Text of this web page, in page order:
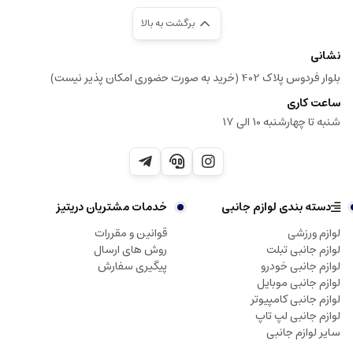
برگشت به بالا
نشانی
بلوار فردوس پلاک 402 (خرید به صورت حضوری امکان پذیر نیست)
ساعت کاری
شنبه تا چهارشنبه 10 الی 17
دسته بندی لوازم جانبی
لوازم ورزشی
لوازم جانبی تبلت
لوازم جانبی خودرو
لوازم جانبی موبایل
لوازم جانبی کامپیوتر
لوازم جانبی لپ تاپ
سایر لوازم جانبی
خدمات مشتریان دریتیز
قوانین و مقررات
روش های ارسال
پیگیری سفارش